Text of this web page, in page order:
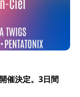
催決定。3日間